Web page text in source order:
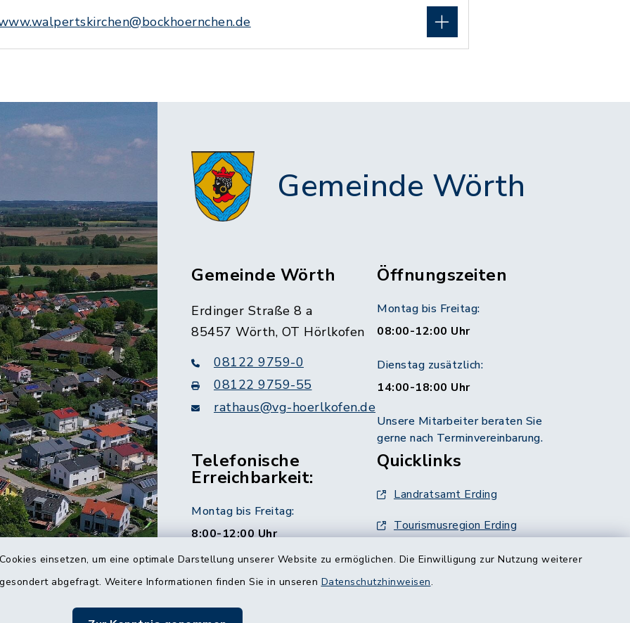
einsetzen, um eine optimale Darstellung unserer Website zu ermöglichen. Die Einwilligung zur Nutzung weiterer
abgefragt. Weitere Informationen finden Sie in unseren Datenschutzhinweisen.
Gemeinde Wörth
Gemeinde Wörth
Erdinger Straße 8 a
85457 Wörth, OT Hörlkofen
08122 9759-0
08122 9759-55
rathaus@vg-hoerlkofen.de
Öffnungszeiten
Montag bis Freitag:
08:00-12:00 Uhr
Dienstag zusätzlich:
14:00-18:00 Uhr
Unsere Mitarbeiter beraten Sie
gerne nach Terminvereinbarung.
Telefonische
Erreichbarkeit:
Montag bis Freitag:
8:00-12:00 Uhr
Montag und Donnerstag:
14:00-16:00 Uhr
Quicklinks
Landratsamt Erding
Tourismusregion Erding
Ausschreibungen